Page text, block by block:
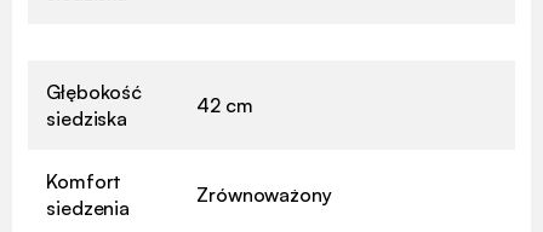
Głębokość
siedziska
42 cm
Komfort
siedzenia
Zrównoważony